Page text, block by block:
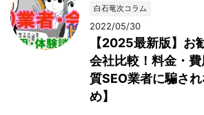
白石竜次コラム
2022/05/30
【2025最新版】お
会社比較！料金・
質SEO業者に騙さ
め】